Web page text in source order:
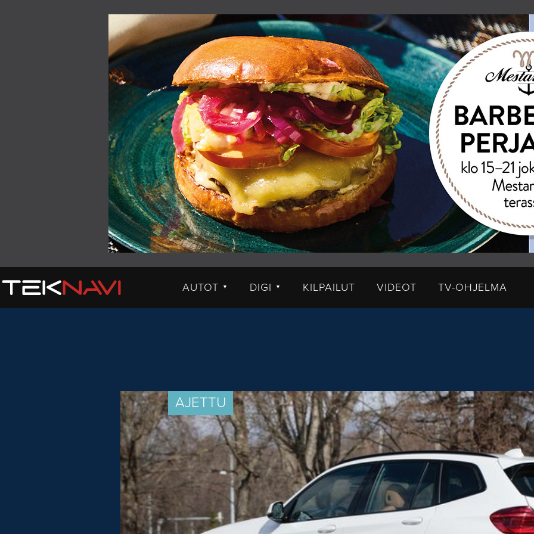
AUTOT ▼ DIGI ▼
VIDEOT
KILPAILUT VIDEOT TV-OHJELMA
AJETTU